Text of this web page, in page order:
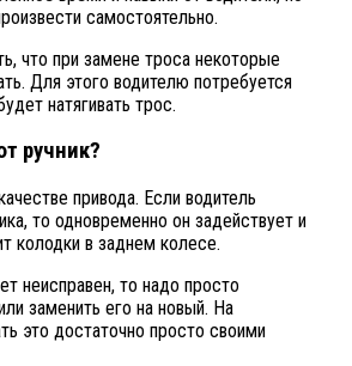
самостоятельно.
что при замене троса некоторые
Для этого водителю потребуется
натягивать трос.
ручник?
привода. Если водитель
то одновременно он задействует и
колодки в заднем колесе.
неисправен, то надо просто
заменить его на новый. На
это достаточно просто своими